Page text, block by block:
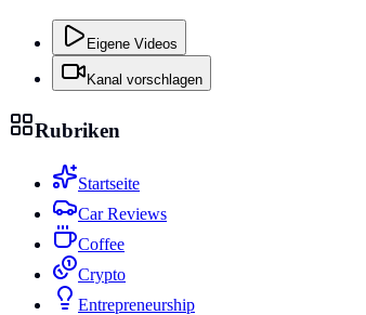
Eigene Videos
Kanal vorschlagen
Rubriken
Startseite
Car Reviews
Coffee
Crypto
Entrepreneurship